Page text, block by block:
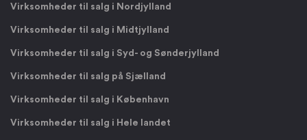
Virksomheder til salg i Nordjylland
Virksomheder til salg i Midtjylland
Virksomheder til salg i Syd- og Sønderjylland
Virksomheder til salg på Sjælland
Virksomheder til salg i København
Virksomheder til salg i Hele landet